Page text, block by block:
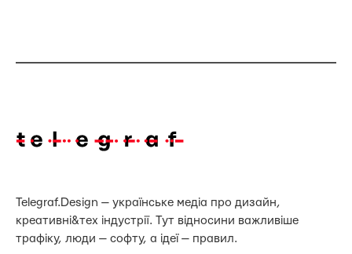
Telegraf.Design — українське медіа про дизайн,
креативні&тех індустрії. Тут відносини важливіше
трафіку, люди — софту, а ідеї — правил.